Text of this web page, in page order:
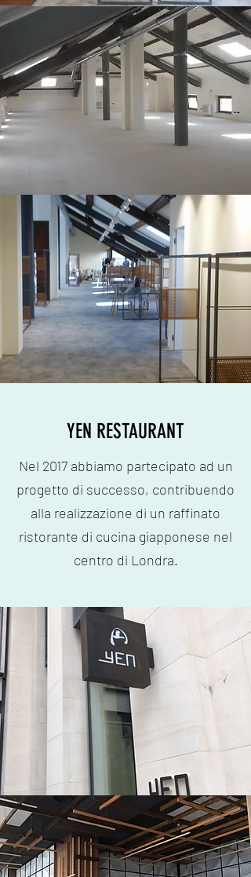
YEN RESTAURANT
Nel 2017 abbiamo partecipato ad un
progetto di successo, contribuendo
alla realizzazione di un raffinato
ristorante di cucina giapponese nel
centro di Londra.